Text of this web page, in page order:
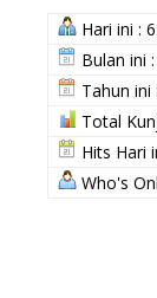
Hari ini :
Bulan ini
Tahun ini
Total
Hits Hari
Who's